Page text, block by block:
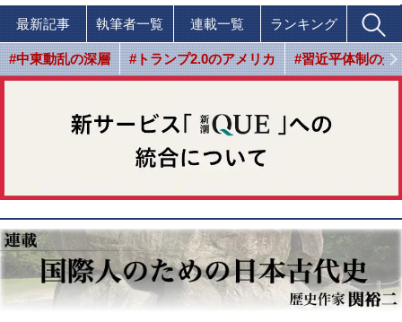
最新記事 執筆者一覧 連載一覧 ランキング
#中東動乱の深層 #トランプ2.0のアメリカ #習近平体制の光